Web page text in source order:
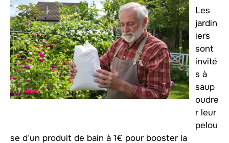
Les
jardin
iers
sont
invité
s à
saup
oudre
r leur
pelou
se d’un produit de bain à 1€ pour booster la